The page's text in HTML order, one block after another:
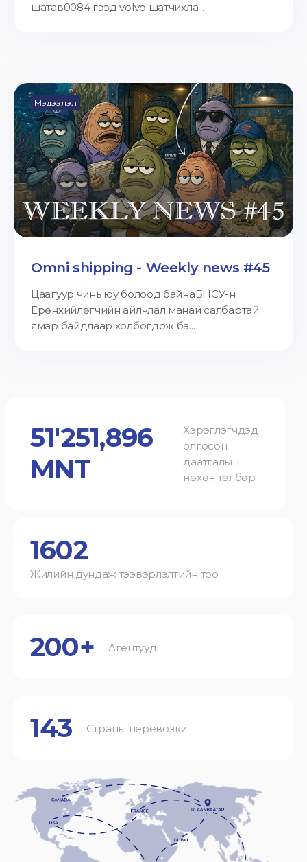
шатав0084 гээд volvo шатчихла...
Мэдээлэл
Omni shipping - Weekly news #45
Цаагуур чинь юу болоод байнаБНСУ-н
Ерөнхийлөгчийн айлчлал манай салбартай
ямар байдлаар холбогдож ба...
51'251,896
MNT
Хэрэглэгчдэд
олгосон
даатгалын
нөхөн төлбөр
1602
Жилийн дундаж тээвэрлэлтийн тоо
200+ Агентууд
143 Страны перевозки